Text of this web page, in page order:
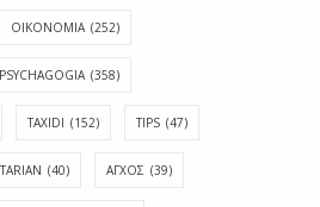
OIKONOMIA (252)
PSYCHAGOGIA (358)
TAXIDI (152) TIPS (47)
(40) ΑΓΧΟΣ (39)